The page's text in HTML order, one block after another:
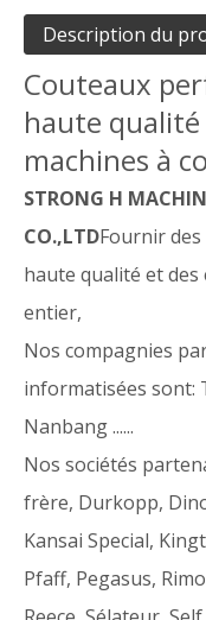
Description du
Couteaux
haute
machines à
STRONG H
CO.,LTDFournir des
haute qualité et
entier,
Nos compagnies
informatisées sont:
Nanbang ......
Nos sociétés
frère, Durkopp,
Kansai Special,
Pfaff, Pegasus,